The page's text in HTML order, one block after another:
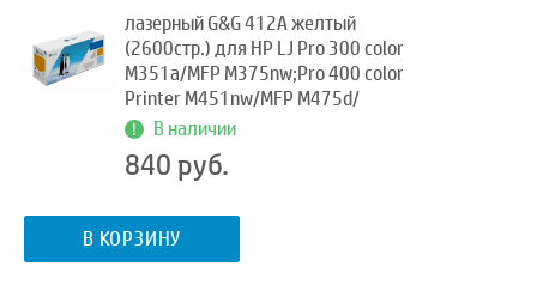
лазерный G&G 412A желтый
(2600стр.) для HP LJ Pro 300 color
M351a/MFP M375nw;Pro 400 color
Printer M451nw/MFP M475d/
В наличии
840 руб.
В КОРЗИНУ